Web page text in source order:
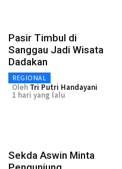
Pasir Timbul di
Sanggau Jadi Wisata
Dadakan
REGIONAL
Oleh Tri Putri Handayani
1 hari yang lalu
Sekda Aswin Minta